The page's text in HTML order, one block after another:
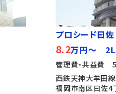
プロシード曰佐
8.2万円～
管理費・共益費
西鉄天神大牟田
福岡市南区曰佐4